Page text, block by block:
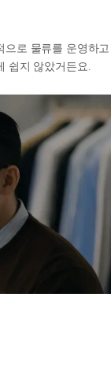
으로 물류를 운영하고
쉽지 않았거든요.